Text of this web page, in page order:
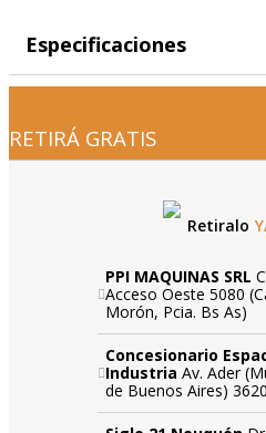
Especificaciones
RETIRÁ GRATIS
Retiralo
PPI MAQUINAS SRL
Acceso Oeste 5080
Morón, Pcia. Bs As)
Concesionario
Industria Av. Ader
de Buenos Aires) 3620